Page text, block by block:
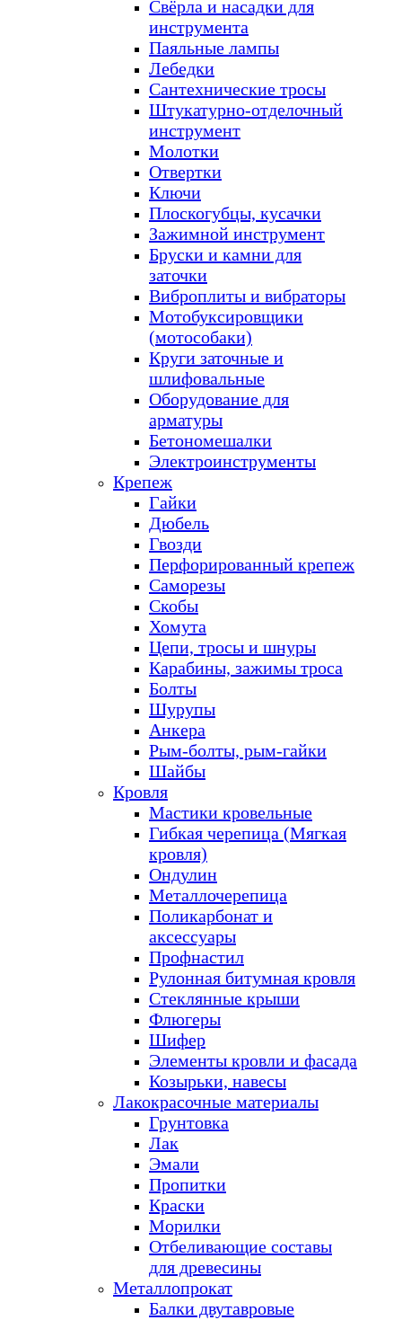
Свёрла и насадки для
инструмента
Паяльные лампы
Лебедки
Сантехнические тросы
Штукатурно-отделочный
инструмент
Молотки
Отвертки
Ключи
Плоскогубцы, кусачки
Зажимной инструмент
Бруски и камни для
заточки
Виброплиты и вибраторы
Мотобуксировщики
(мотособаки)
Круги заточные и
шлифовальные
Оборудование для
арматуры
Бетономешалки
Электроинструменты
Крепеж
Гайки
Дюбель
Гвозди
Перфорированный крепеж
Саморезы
Скобы
Хомута
Цепи, тросы и шнуры
Карабины, зажимы троса
Болты
Шурупы
Анкера
Рым-болты, рым-гайки
Шайбы
Кровля
Мастики кровельные
Гибкая черепица (Мягкая
кровля)
Ондулин
Металлочерепица
Поликарбонат и
аксессуары
Профнастил
Рулонная битумная кровля
Стеклянные крыши
Флюгеры
Шифер
Элементы кровли и фасада
Козырьки, навесы
Лакокрасочные материалы
Грунтовка
Лак
Эмали
Пропитки
Краски
Морилки
Отбеливающие составы
для древесины
Металлопрокат
Балки двутавровые